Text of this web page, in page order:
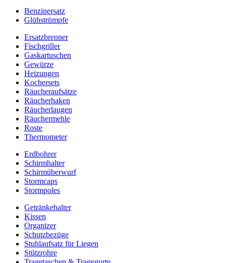
Benzinersatz
Glühstrümpfe
Ersatzbrenner
Fischgriller
Gaskartuschen
Gewürze
Heizungen
Kochersets
Räucheraufsätze
Räucherhaken
Räucherlaugen
Räuchermehle
Roste
Thermometer
Erdbohrer
Schirmhalter
Schirmüberwurf
Stormcaps
Stormpoles
Getränkehalter
Kissen
Organizer
Schutzbezüge
Stuhlaufsatz für Liegen
Stützrohre